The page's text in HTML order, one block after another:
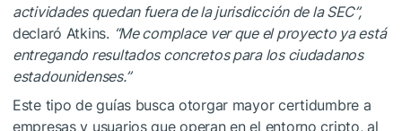
actividades quedan fuera de la jurisdicción de la SEC”,
declaró Atkins. “Me complace ver que el proyecto ya está
entregando resultados concretos para los ciudadanos
estadounidenses.”
Este tipo de guías busca otorgar mayor certidumbre a
empresas y usuarios que operan en el entorno cripto, al